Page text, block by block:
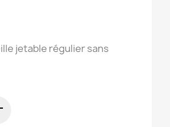
jetable régulier sans